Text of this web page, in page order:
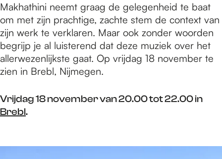
Makhathini neemt graag de gelegenheid te baat
om met zijn prachtige, zachte stem de context van
zijn werk te verklaren. Maar ook zonder woorden
begrijp je al luisterend dat deze muziek over het
allerwezenlijkste gaat. Op vrijdag 18 november te
zien in Brebl, Nijmegen.
Vrijdag 18 november van 20.00 tot 22.00 in
Brebl.